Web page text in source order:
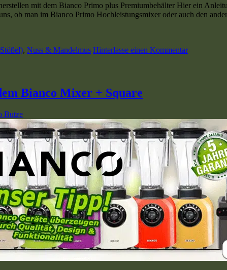
mit dem Bianco Primo plus Premiumbehälter Hier ein
ob man im Bianco Primo Hochleistungsmixer oder auch den
, Nuss & Mandelmus Hinterlasse einen Kommentar
Bianco Mixer + Square
Butze